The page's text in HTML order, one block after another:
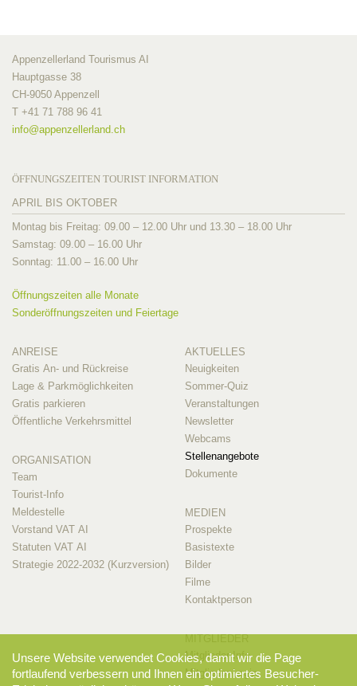
Appenzellerland Tourismus AI
Hauptgasse 38
CH-9050 Appenzell
T +41 71 788 96 41
info@appenzellerland.ch
ÖFFNUNGSZEITEN TOURIST INFORMATION
APRIL BIS OKTOBER
Montag bis Freitag: 09.00 – 12.00 Uhr und 13.30 – 18.00 Uhr
Samstag: 09.00 – 16.00 Uhr
Sonntag: 11.00 – 16.00 Uhr
Öffnungszeiten alle Monate
Sonderöffnungszeiten und Feiertage
ANREISE
Gratis An- und Rückreise
Lage & Parkmöglichkeiten
Gratis parkieren
Öffentliche Verkehrsmittel
ORGANISATION
Team
Tourist-Info
Meldestelle
Vorstand VAT AI
Statuten VAT AI
Strategie 2022-2032 (Kurzversion)
AKTUELLES
Neuigkeiten
Sommer-Quiz
Veranstaltungen
Newsletter
Webcams
Stellenangebote
Dokumente
MEDIEN
Prospekte
Basistexte
Bilder
Filme
Kontaktperson
Mitglieder-Info
Mitglieder-Login
Unsere Website verwendet Cookies, damit wir die Page
fortlaufend verbessern und Ihnen ein optimiertes Besucher-